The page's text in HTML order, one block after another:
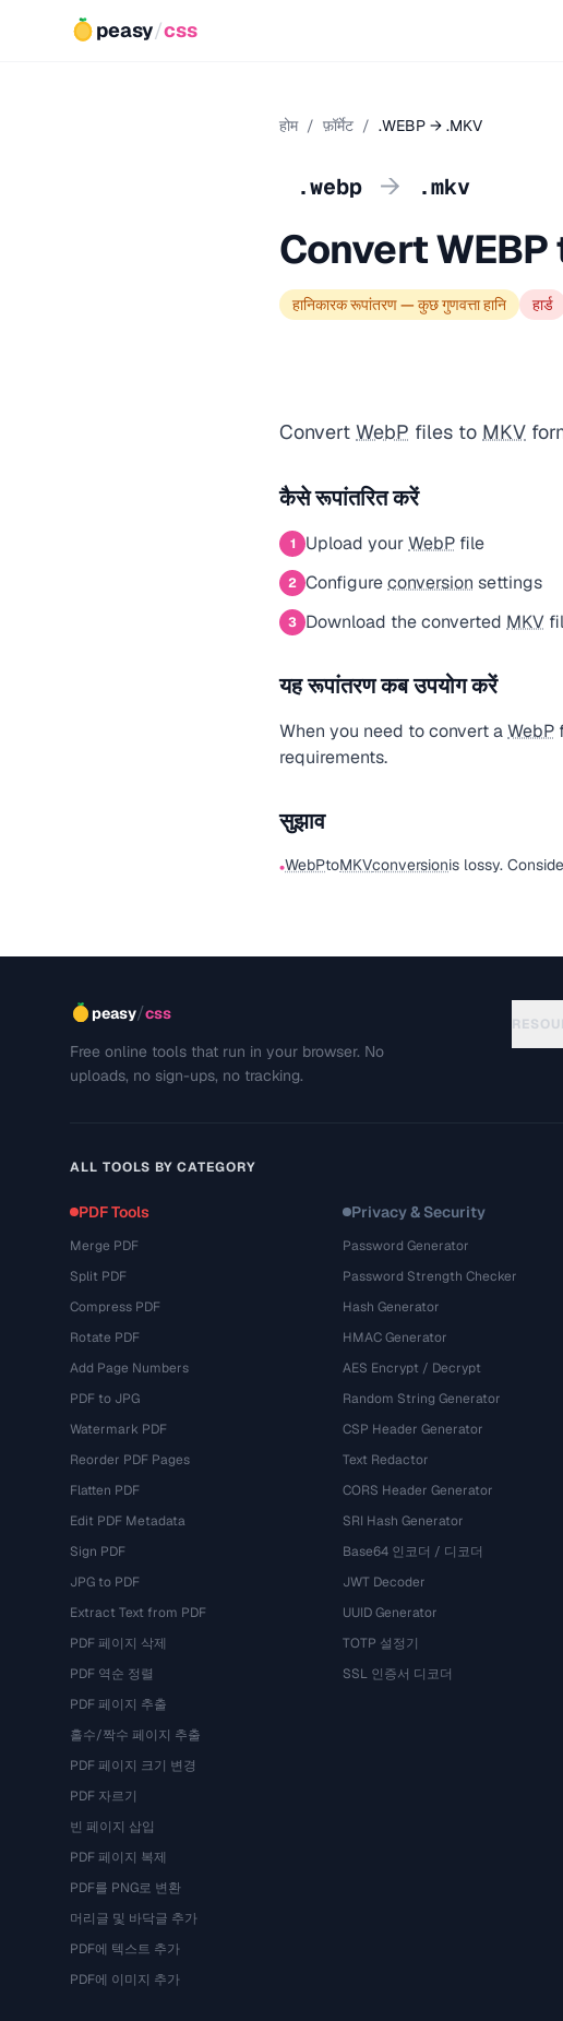
peasy/css
होम / फ़ॉर्मेट / .WEBP → .MKV
.webp → .mkv
Convert WEBP
हानिकारक रूपांतरण — कुछ गुणवत्ता हानि हार्ड
Convert WebP files to MKV
कैसे रूपांतरित करें
1 Upload yourWebP file
2 Configureconversion settings
3 Download the converted MKV
यह रूपांतरण कब उपयोग करें
When you need to convert aWebP
requirements.
सुझाव
•WebPtoMKVconversionis lossy.
peasy/css
Free online tools that run in your browser. No
uploads, no sign-ups, no tracking.
ALL TOOLS BY CATEGORY
PDF Tools
Merge PDF
Split PDF
Compress PDF
Rotate PDF
Add Page Numbers
PDF to JPG
Watermark PDF
Reorder PDF Pages
Flatten PDF
Edit PDF Metadata
Sign PDF
JPG to PDF
Extract Text from PDF
PDF 페이지 삭제
PDF 역순 정렬
PDF 페이지 추출
홀수/짝수 페이지 추출
PDF 페이지 크기 변경
PDF 자르기
빈 페이지 삽입
PDF 페이지 복제
PDF를 PNG로 변환
머리글 및 바닥글 추가
PDF에 텍스트 추가
PDF에 이미지 추가
Privacy & Security
Password Generator
Password Strength Checker
Hash Generator
HMAC Generator
AES Encrypt / Decrypt
Random String Generator
CSP Header Generator
Text Redactor
CORS Header Generator
SRI Hash Generator
Base64 인코더 / 디코더
JWT Decoder
UUID Generator
TOTP 설정기
SSL 인증서 디코더